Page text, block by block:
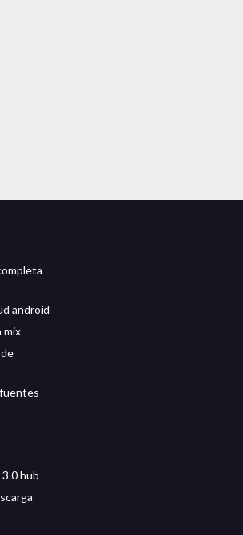
android
mix
hub